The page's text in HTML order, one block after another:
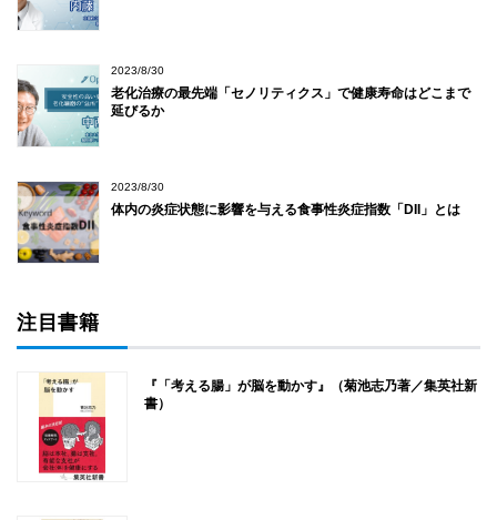
2023/8/30
老化治療の最先端「セノリティクス」で健康寿命はどこまで
延びるか
2023/8/30
体内の炎症状態に影響を与える食事性炎症指数「DII」とは
注目書籍
『「考える腸」が脳を動かす』（菊池志乃著／集英社新
書）